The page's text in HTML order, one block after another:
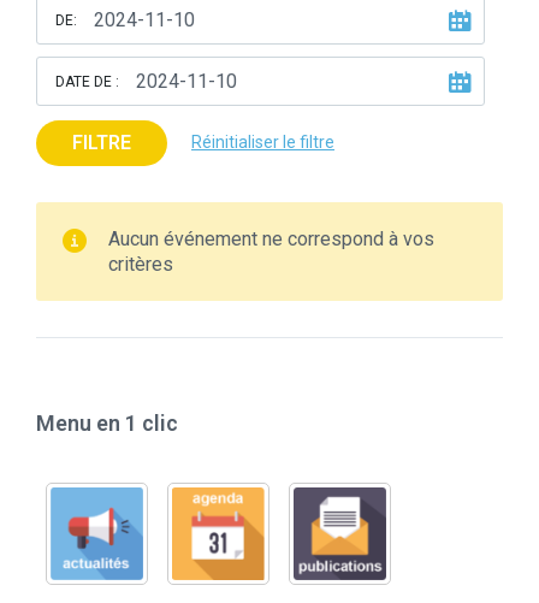
DE:
DATE DE :
FILTRE Réinitialiser le filtre
Aucun événement ne correspond à vos
critères
Menu en 1 clic